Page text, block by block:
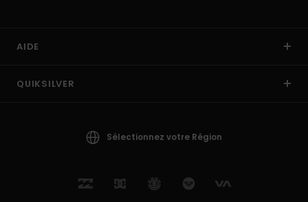
AIDE
QUIKSILVER
Sélectionnez votre Région